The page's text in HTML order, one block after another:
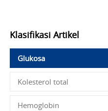
Klasifikasi Artikel
Glukosa
Kolesterol total
Hemoglobin